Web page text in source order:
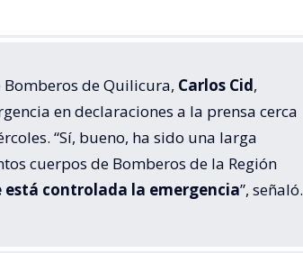
de Quilicura, Carlos Cid,
en declaraciones a la prensa cerca
“Sí, bueno, ha sido una larga
cuerpos de Bomberos de la Región
controlada la emergencia”, señaló.